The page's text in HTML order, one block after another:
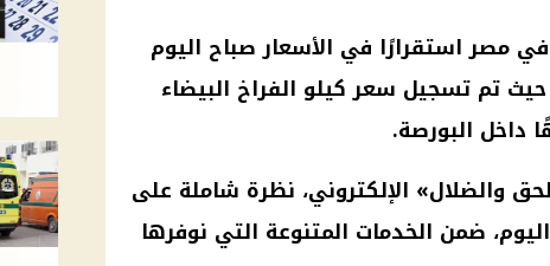
مصر استقرارًا في الأسعارصباح اليوم
سعر كيلو الفراخ البيضاء
والضلال» الإلكتروني، نظرة شاملة على
ضمن الخدمات المتنوعة التي نوفرها